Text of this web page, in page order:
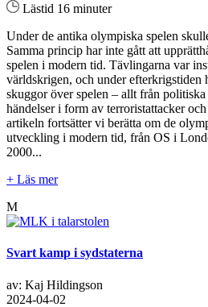
Lästid 16 minuter
Under de antika olympiska spelen
Samma princip har inte gått att
spelen i modern tid. Tävlingarna var
världskrigen, och under
skuggor över spelen – allt från
händelser i form av terroristattacker
artikeln fortsätter vi berätta om de
utveckling i modern tid, från OS i
2000...
+ Läs mer
M
Svart kamp i sydstaterna
av: Kaj Hildingson
2024-04-02